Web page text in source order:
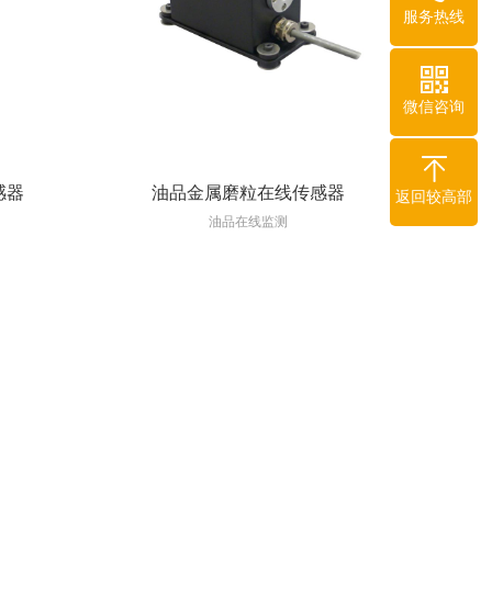
器 油品金属磨粒在线传感器
油品在线监测
服务热线
微信咨询
返回较高部